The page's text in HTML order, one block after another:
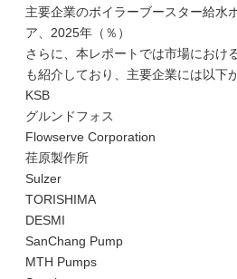
主要企業のボイラーブースター給水
ア、2025年（％）
さらに、本レポートでは市場におけ
も紹介しており、主要企業には以下
KSB
グルンドフォス
Flowserve Corporation
荏原製作所
Sulzer
TORISHIMA
DESMI
SanChang Pump
MTH Pumps